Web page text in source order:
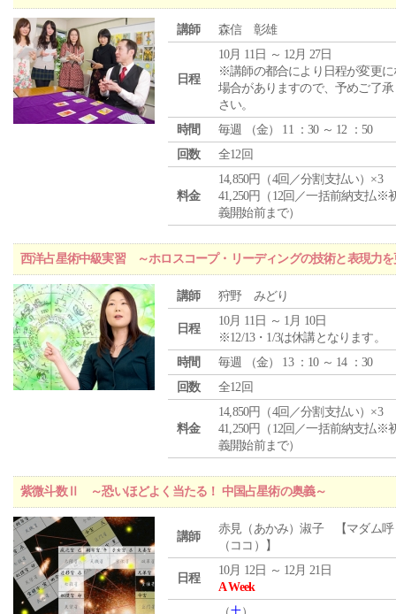
講師 森信 彰雄
日程
10月 11日 ～ 12月 27日
※講師の都合により日程が変更に
場合がありますので、予めご了承
さい。
時間
毎週 （金） 11 ：30 ～ 12 ：50
回数
全12回
料金
14,850円（4回／分割支払い）×3
41,250円（12回／一括前納支払※
義開始前まで）
西洋占星術中級実習 ～ホロスコープ・リーディングの技術と表現力
講師 狩野 みどり
日程
10月 11日 ～ 1月 10日
※12/13・1/3は休講となります。
時間
毎週 （金） 13 ：10 ～ 14 ：30
回数
全12回
料金
14,850円（4回／分割支払い）×3
41,250円（12回／一括前納支払※
義開始前まで）
紫微斗数Ⅱ ～恐いほどよく当たる！ 中国占星術の奥義～
講師
赤見（あかみ）淑子 【マダム呼
（ココ）】
日程
10月 12日 ～ 12月 21日
A Week